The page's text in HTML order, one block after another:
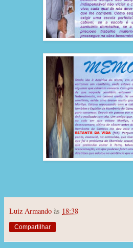
Luiz Armando às 18:38
Compartilhar